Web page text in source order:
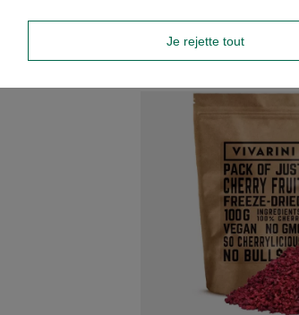
Je rejette tout